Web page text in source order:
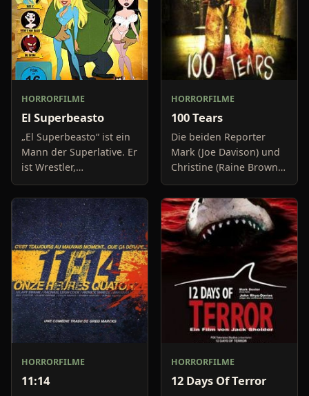
HORRORFILME
El Superbeasto
„El Superbeasto“ ist ein
Mann der Superlative. Er
ist Wrestler,
Schauspieler, Agent und
steht ständig unter
Strom. Als er eines
Tages die kesse Velvet
von
HORRORFILME
100 Tears
Die beiden Reporter
Mark (Joe Davison) und
Christine (Raine Brown)
haben keine Lust mehr
auf belanglose
Boulevard-Meldungen
und befassen sich
neuerdings mit Se
HORRORFILME
11:14
HORRORFILME
12 Days Of Terror